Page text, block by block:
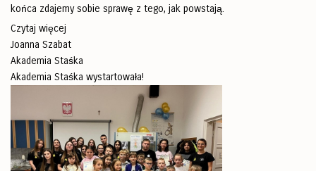
końca zdajemy sobie sprawę z tego, jak powstają.
Czytaj więcej
Joanna Szabat
Akademia Staśka
Akademia Staśka wystartowała!